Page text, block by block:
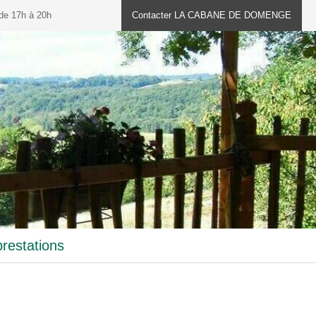
17h à 20h Contacter LA CABANE DE DOMENGE
Afficher le téléphone